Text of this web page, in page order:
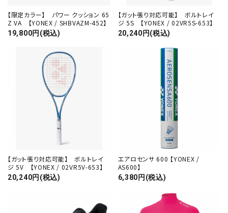
【限定カラー】 パワー クッション 65
Z VA 【YONEX / SHBVAZM-452】
19,800円(税込)
【ガット張り対応可能】 ボルトレイ
ジ 5S 【YONEX / 02VR5S-653】
20,240円(税込)
【ガット張り対応可能】 ボルトレイ
ジ 5V 【YONEX / 02VR5V-653】
20,240円(税込)
エアロセンサ 600 【YONEX /
AS600】
6,380円(税込)